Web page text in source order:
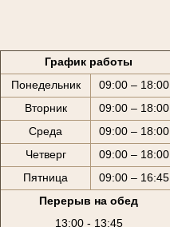
График работы
Понедельник
09:00 – 18:00
Вторник
09:00 – 18:00
Среда
09:00 – 18:00
Четверг
09:00 – 18:00
Пятница
09:00 – 16:45
Перерыв на обед
13:00 - 13:45